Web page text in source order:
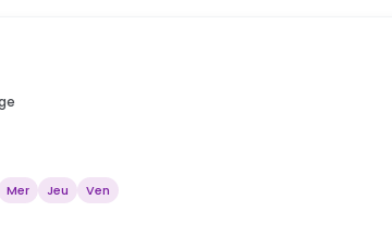
Mer Jeu Ven